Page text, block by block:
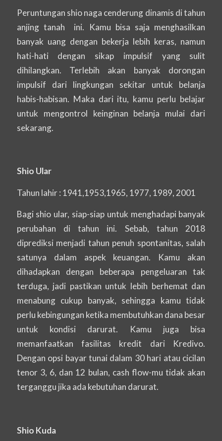
Peruntungan shio naga cenderung dinamis di tahun
anjing tanah ini. Kamu bisa saja menghasilkan
banyak uang dengan bekerja lebih keras, namun
hati-hati dengan sikap impulsif yang sulit
dihilangkan. Terlebih akan banyak dorongan
impulsif dari lingkungan sekitar untuk belanja
habis-habisan. Maka dari itu, kamu perlu belajar
untuk mengontrol keinginan belanja mulai dari
sekarang.
Shio Ular
Tahun lahir : 1941,1953,1965, 1977, 1989, 2001
Bagi shio ular, siap-siap untuk menghadapi banyak
perubahan di tahun ini. Sebab, tahun 2018
diprediksi menjadi tahun penuh spontanitas, salah
satunya dalam aspek keuangan. Kamu akan
dihadapkan dengan beberapa pengeluaran tak
terduga, jadi pastikan untuk lebih berhemat dan
menabung cukup banyak, sehingga kamu tidak
perlu kebingungan ketika membutuhkan dana besar
untuk kondisi darurat. Kamu juga bisa
memanfaatkan fasilitas kredit dari Kredivo.
Dengan opsi bayar tunai dalam 30 hari atau cicilan
tenor 3, 6, dan 12 bulan, cash flow-mu tidak akan
terganggu jika ada kebutuhan darurat.
Shio Kuda